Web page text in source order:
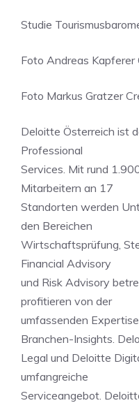
Studie
Foto Andreas
Foto Markus Gratzer
Deloitte Österreich ist
Professional
Services. Mit rund
Mitarbeitern an 17
Standorten werden
den Bereichen
Wirtschaftsprüfung,
Financial Advisory
und Risk Advisory
profitieren von der
umfassenden
Branchen-Insights.
Legal und Deloitte
umfangreiche
Serviceangebot.